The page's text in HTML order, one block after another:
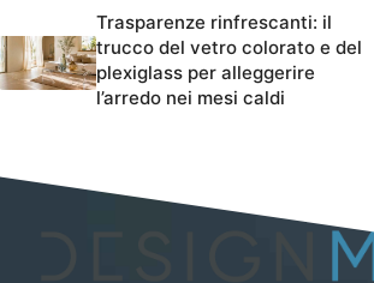
Trasparenze rinfrescanti: il
trucco del vetro colorato e del
plexiglass per alleggerire
l’arredo nei mesi caldi